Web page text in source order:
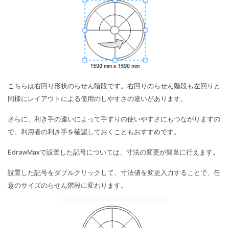
こちらは右回り形状のらせん階段です。右回りのらせん階段も左回りと
同様にレイアウトによる使用のしやすさの違いがあります。
さらに、利き手の違いによって手すりの使いやすさにもつながりますの
で、利用者の利き手を確認しておくこともおすすめです。
EdrawMaxで設置した記号については、寸法の変更が簡単に行えます。
設置した記号をダブルクリックして、寸法値を変更入力することで、任
意のサイズのらせん階段に変わります。